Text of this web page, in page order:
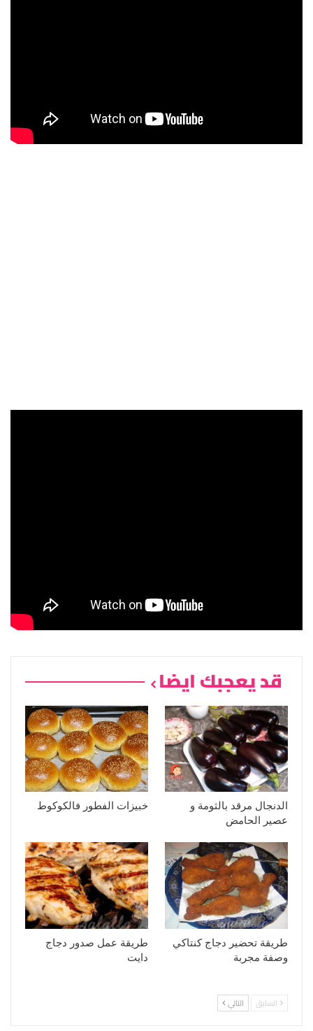
قد يعجبك ايضا
الدنجال مرقد بالثومة و
عصير الحامض
خبيزات الفطور فالكوكوط
طريقة تحضير دجاج كنتاكي
وصفة مجربة
طريقة عمل صدور دجاج
دايت
السابق التالي